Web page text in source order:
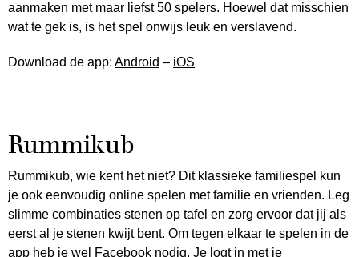
aanmaken met maar liefst 50 spelers. Hoewel dat misschien
wat te gek is, is het spel onwijs leuk en verslavend.
Download de app: Android – iOS
Rummikub
Rummikub, wie kent het niet? Dit klassieke familiespel kun
je ook eenvoudig online spelen met familie en vrienden. Leg
slimme combinaties stenen op tafel en zorg ervoor dat jij als
eerst al je stenen kwijt bent. Om tegen elkaar te spelen in de
app heb je wel Facebook nodig. Je logt in met je